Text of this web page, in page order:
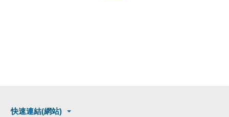
快速連結(網站)